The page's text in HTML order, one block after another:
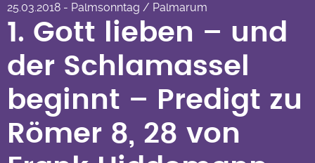
der Schlamassel
beginnt – Predigt zu
Römer 8, 28 von
Frank Hiddemann
25.03.2018 - Palmsonntag / Palmarum
1. Gott lieben – und
der Schlamassel
beginnt – Predigt zu
Römer 8, 28 von